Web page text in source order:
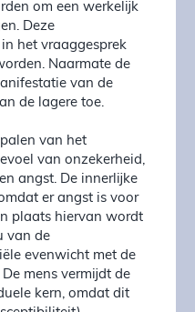
om een werkelijk
Deze
het vraaggesprek
Naarmate de
van de
de lagere toe.
van het
van onzekerheid,
angst. De innerlijke
er angst is voor
plaats hiervan wordt
van de
evenwicht met de
mens vermijdt de
kern, omdat dit